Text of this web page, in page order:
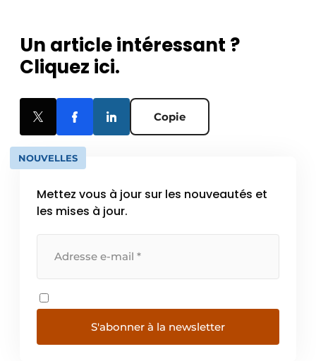
Un article intéressant ?
Cliquez ici.
Copie
NOUVELLES
Mettez vous à jour sur les nouveautés et
les mises à jour.
S'abonner à la newsletter